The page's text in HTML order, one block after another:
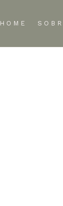
HOME